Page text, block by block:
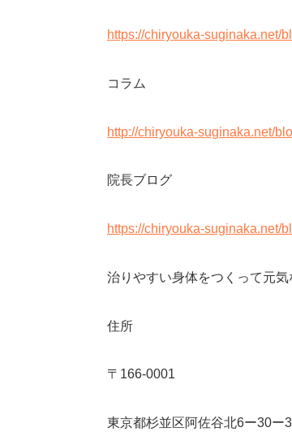
https://chiryouka-suginaka.net/
コラム
http://chiryouka-suginaka.net/
院長ブログ
https://chiryouka-suginaka.net/
治りやすい身体をつくって元気
住所
〒 166-0001
東京都杉並区阿佐谷北6ー30ー3